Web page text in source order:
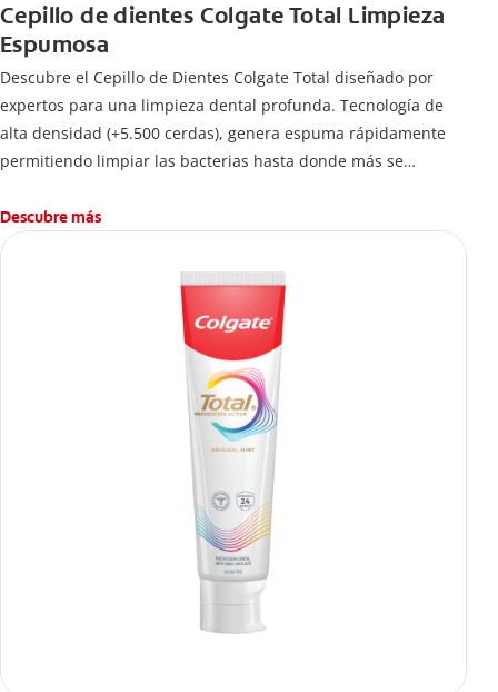
Cepillo de dientes Colgate Total Limpieza
Espumosa
Descubre el Cepillo de Dientes Colgate Total diseñado por
expertos para una limpieza dental profunda. Tecnología de
alta densidad (+5.500 cerdas), genera espuma rápidamente
permitiendo limpiar las bacterias hasta donde más se
Descubre más